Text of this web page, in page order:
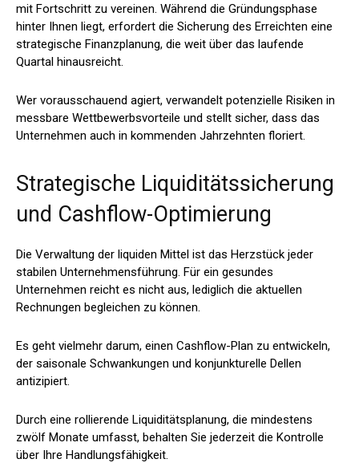
mit Fortschritt zu vereinen. Während die Gründungsphase
hinter Ihnen liegt, erfordert die Sicherung des Erreichten eine
strategische Finanzplanung, die weit über das laufende
Quartal hinausreicht.
Wer vorausschauend agiert, verwandelt potenzielle Risiken in
messbare Wettbewerbsvorteile und stellt sicher, dass das
Unternehmen auch in kommenden Jahrzehnten floriert.
Strategische Liquiditätssicherung
und Cashflow-Optimierung
Die Verwaltung der liquiden Mittel ist das Herzstück jeder
stabilen Unternehmensführung. Für ein gesundes
Unternehmen reicht es nicht aus, lediglich die aktuellen
Rechnungen begleichen zu können.
Es geht vielmehr darum, einen Cashflow-Plan zu entwickeln,
der saisonale Schwankungen und konjunkturelle Dellen
antizipiert.
Durch eine rollierende Liquiditätsplanung, die mindestens
zwölf Monate umfasst, behalten Sie jederzeit die Kontrolle
über Ihre Handlungsfähigkeit.